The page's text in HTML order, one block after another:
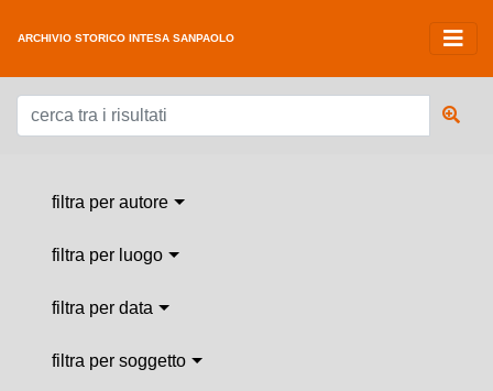
ARCHIVIO STORICO INTESA SANPAOLO
filtra per autore
filtra per luogo
filtra per data
filtra per soggetto